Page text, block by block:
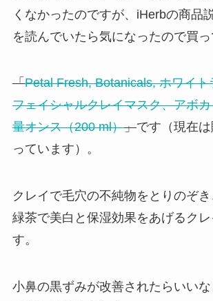
くなかったのですが、iHerbの商品
を読んでいたら気になったので買っ
「Petal Fresh, Botanicals, ホワイ
フェイシャルクレイマスク、アボ
量オンス（200 ml）」です（現在
っています）。
クレイで毛穴の不純物をとりのぞ
緑茶で美白と保湿効果をあげるク
す。
小鼻の黒ずみが改善されたらいい